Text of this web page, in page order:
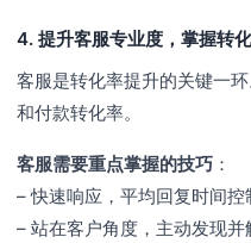
4. 提升客服专业度，掌握转
客服是转化率提升的关键一
和付款转化率。
客服需要重点掌握的技巧 ：
– 快速响应，平均回复时间
– 站在客户角度，主动发现